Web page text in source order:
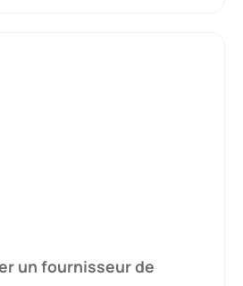
un fournisseur de